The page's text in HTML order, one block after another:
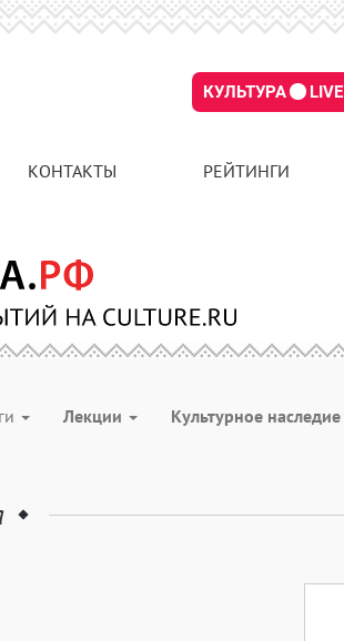
КУЛЬТУРА LIVE
КОНТАКТЫ РЕЙТИНГИ
Лекции Культурное наследие